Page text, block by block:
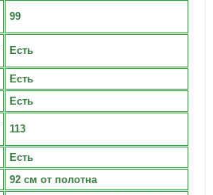
99
Есть
Есть
Есть
113
Есть
92 см от полотна